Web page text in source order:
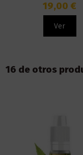
19,00 €
Ver
16 de otros